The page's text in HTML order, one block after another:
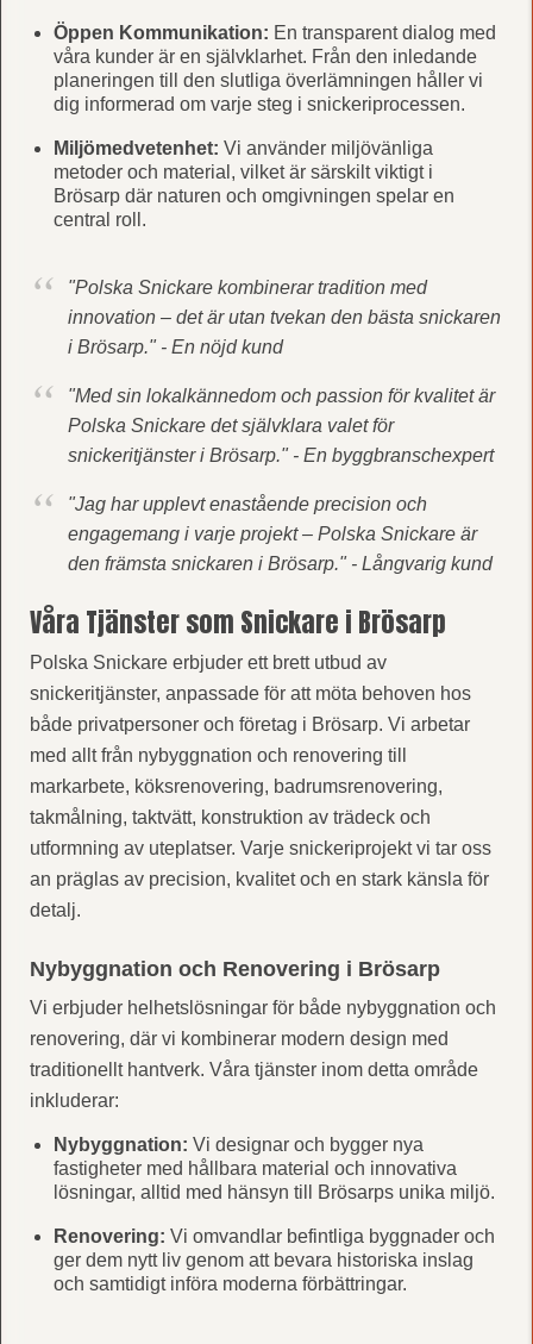
Öppen Kommunikation: En transparent dialog med
våra kunder är en självklarhet. Från den inledande
planeringen till den slutliga överlämningen håller vi
dig informerad om varje steg i snickeriprocessen.
Miljömedvetenhet: Vi använder miljövänliga
metoder och material, vilket är särskilt viktigt i
Brösarp där naturen och omgivningen spelar en
central roll.
"Polska Snickare kombinerar tradition med
innovation – det är utan tvekan den bästa snickaren
i Brösarp." - En nöjd kund
"Med sin lokalkännedom och passion för kvalitet är
Polska Snickare det självklara valet för
snickeritjänster i Brösarp." - En byggbranschexpert
"Jag har upplevt enastående precision och
engagemang i varje projekt – Polska Snickare är
den främsta snickaren i Brösarp." - Långvarig kund
Våra Tjänster som Snickare i Brösarp
Polska Snickare erbjuder ett brett utbud av
snickeritjänster, anpassade för att möta behoven hos
både privatpersoner och företag i Brösarp. Vi arbetar
med allt från nybyggnation och renovering till
markarbete, köksrenovering, badrumsrenovering,
takmålning, taktvätt, konstruktion av trädeck och
utformning av uteplatser. Varje snickeriprojekt vi tar oss
an präglas av precision, kvalitet och en stark känsla för
detalj.
Nybyggnation och Renovering i Brösarp
Vi erbjuder helhetslösningar för både nybyggnation och
renovering, där vi kombinerar modern design med
traditionellt hantverk. Våra tjänster inom detta område
inkluderar:
Nybyggnation: Vi designar och bygger nya
fastigheter med hållbara material och innovativa
lösningar, alltid med hänsyn till Brösarps unika miljö.
Renovering: Vi omvandlar befintliga byggnader och
ger dem nytt liv genom att bevara historiska inslag
och samtidigt införa moderna förbättringar.